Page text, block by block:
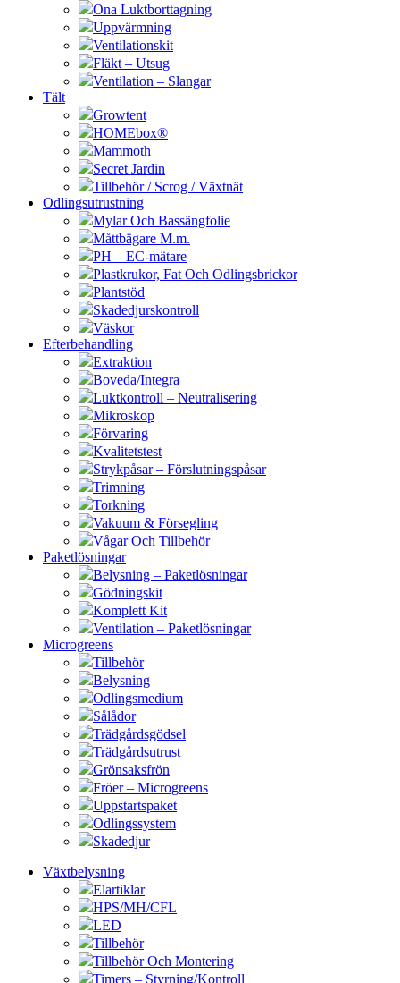
Ona Luktborttagning
Uppvärmning
Ventilationskit
Fläkt – Utsug
Ventilation – Slangar
Tält
Growtent
HOMEbox®
Mammoth
Secret Jardin
Tillbehör / Scrog / Växtnät
Odlingsutrustning
Mylar Och Bassängfolie
Måttbägare M.m.
PH – EC-mätare
Plastkrukor, Fat Och Odlingsbrickor
Plantstöd
Skadedjurskontroll
Väskor
Efterbehandling
Extraktion
Boveda/Integra
Luktkontroll – Neutralisering
Mikroskop
Förvaring
Kvalitetstest
Strykpåsar – Förslutningspåsar
Trimning
Torkning
Vakuum & Försegling
Vågar Och Tillbehör
Paketlösningar
Belysning – Paketlösningar
Gödningskit
Komplett Kit
Ventilation – Paketlösningar
Microgreens
Tillbehör
Belysning
Odlingsmedium
Sålådor
Trädgårdsgödsel
Trädgårdsutrust
Grönsaksfrön
Fröer – Microgreens
Uppstartspaket
Odlingssystem
Skadedjur
Växtbelysning
Elartiklar
HPS/MH/CFL
LED
Tillbehör
Tillbehör Och Montering
Timers – Styrning/Kontroll